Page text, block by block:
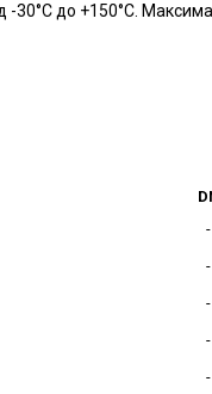
-30°C до +150°C.
-
-
-
-
-